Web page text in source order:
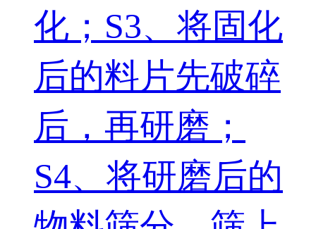
化；S3、将固化
后的料片先破碎
后，再研磨；
S4、将研磨后的